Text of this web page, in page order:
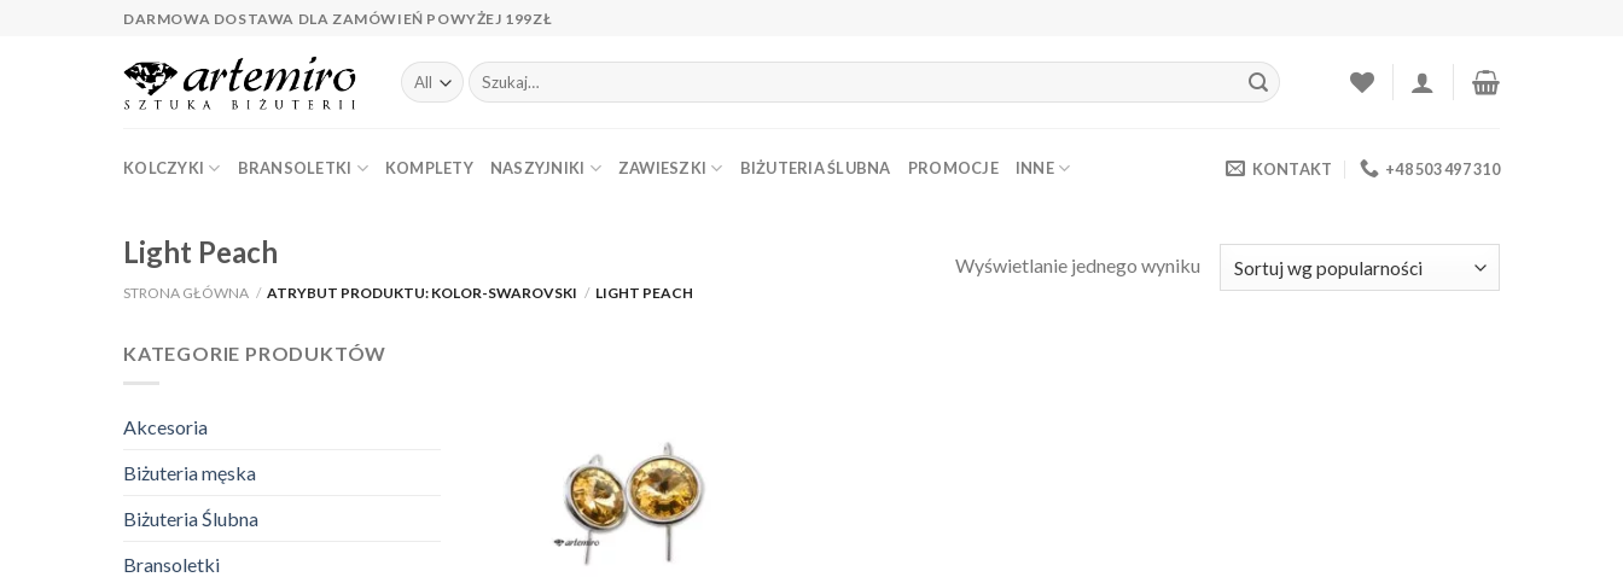
DARMOWA DOSTAWA DLA ZAMÓWIEŃ POWYŻEJ 199ZŁ
Szukaj:
KOLCZYKI BRANSOLETKI KOMPLETY NASZYJNIKI ZAWIESZKI BIŻUTERIA ŚLUBNA PROMOCJE INNE KONTAKT +48 503 497 310
Light Peach
STRONA GŁÓWNA / ATRYBUT PRODUKTU: KOLOR-SWAROVSKI / LIGHT PEACH
Wyświetlanie jednego wyniku
KATEGORIE PRODUKTÓW
Akcesoria
Biżuteria męska
Biżuteria Ślubna
Bransoletki